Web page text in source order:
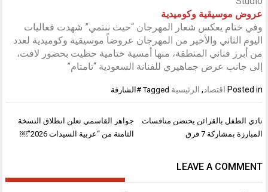
عروض موسيقية وكوميدية
وفي ختام يعكس شعار المهرجان “حيث ننتمي” شهدت فعاليات
اليوم الثاني والأخير من المهرجان عروضاً موسيقية وكوميدية لعدد
من أبرز فناني المنطقة، منها أمسية ختامية حظيت بحضور لافت،
إلى جانب عرض جماهيري للفنانة السعودية “تامتام”
Posted in اقتصاد, الرئيسية Tagged #الشارقة
تصفّح
المقالات
جواهر القاسمي تعلن انطلاق النسخة
الثامنة من “عربية السيدات 2026″￼
نادي الطفل بالقرائن يحتضن منافسات
المبارزة بمشاركة 7 فرق
LEAVE A COMMENT